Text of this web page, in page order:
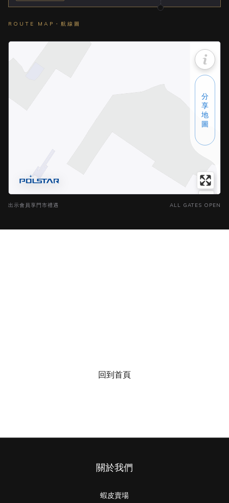
ROUTE MAP・航線圖
出示會員享門市禮遇 ALL GATES OPEN
回到首頁
關於我們
蝦皮賣場